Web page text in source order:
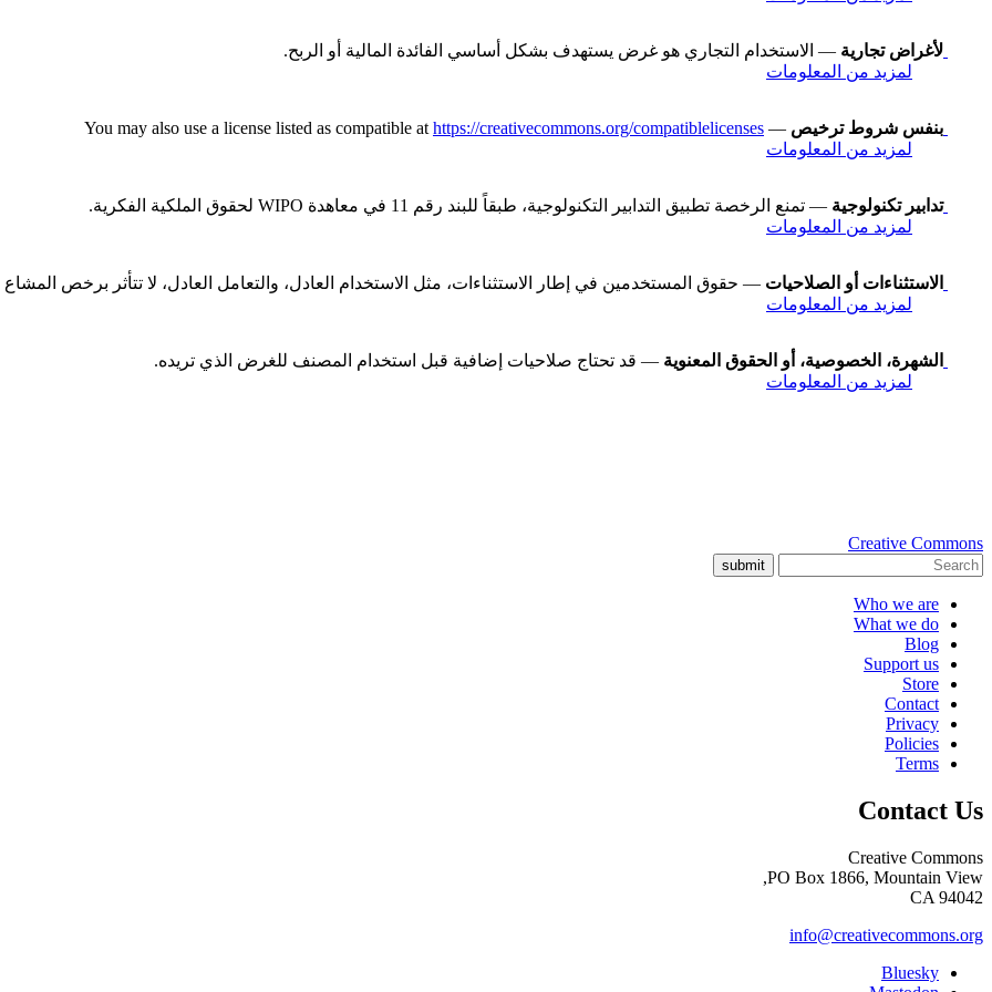
لأغراض تجارية — الاستخدام التجاري هو غرض يستهدف بشكل أساسي الفائدة المالية أو الربح.
لمزيد من المعلومات
بنفس شروط ترخيص — You may also use a license listed as compatible at
https://creativecommons.org/compatiblelicenses
لمزيد من المعلومات
تدابير تكنولوجية — تمنع الرخصة تطبيق التدابير التكنولوجية، طبقاً للبند رقم 11 في معاهدة WIPO لحقوق الملكية الفكرية.
لمزيد من المعلومات
الاستثناءات أو الصلاحيات — حقوق المستخدمين في إطار الاستثناءات، مثل الاستخدام العادل، والتعامل العادل، لا تتأثر برخص المشاع
لمزيد من المعلومات
الشهرة، الخصوصية، أو الحقوق المعنوية — قد تحتاج صلاحيات إضافية قبل استخدام المصنف للغرض الذي تريده.
لمزيد من المعلومات
Creative Commons
submit
Who we are
What we do
Blog
Support us
Store
Contact
Privacy
Policies
Terms
Contact Us
Creative Commons
PO Box 1866, Mountain View,
CA 94042
info@creativecommons.org
Bluesky